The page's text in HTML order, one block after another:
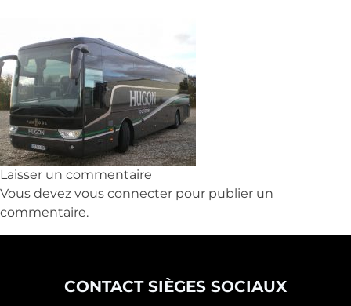
Laisser un commentaire
Vous devez vous connecter pour publier un
commentaire.
CONTACT SIÈGES SOCIAUX